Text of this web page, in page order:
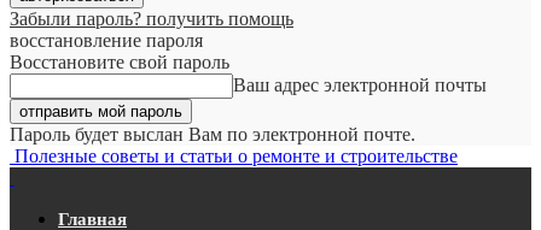
Забыли пароль? получить помощь
восстановление пароля
Восстановите свой пароль
Ваш адрес электронной почты
Пароль будет выслан Вам по электронной почте.
Полезные советы и статьи о ремонте и строительстве
Главная